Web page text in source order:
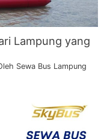
Lampung yang
Sewa Bus Lampung